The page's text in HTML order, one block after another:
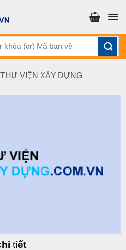
THƯ VIỆN XÂY DỰNG
tiết